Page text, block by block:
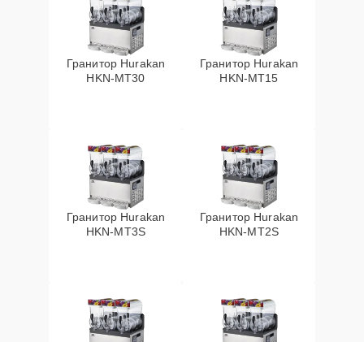
Гранитор Hurakan
HKN-MT30
Гранитор Hurakan
HKN-MT15
Гранитор Hurakan
HKN-MT3S
Гранитор Hurakan
HKN-MT2S